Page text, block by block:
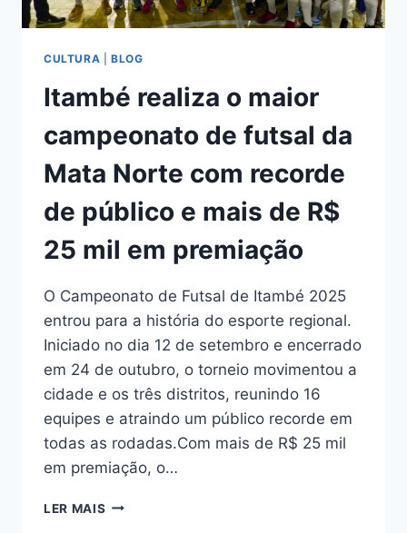
CULTURA BLOG
Itambé realiza o maior
campeonato de futsal da
Mata Norte com recorde
de público e mais de R$
25 mil em premiação
O Campeonato de Futsal de Itambé 2025
entrou para a história do esporte regional.
Iniciado no dia 12 de setembro e encerrado
em 24 de outubro, o torneio movimentou a
cidade e os três distritos, reunindo 16
equipes e atraindo um público recorde em
todas as rodadas.Com mais de R$ 25 mil
em premiação, o…
LER MAIS